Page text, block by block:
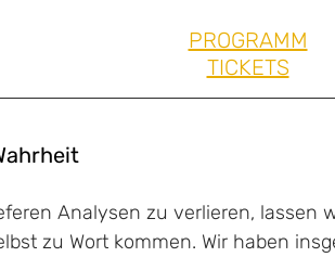
PROGRAMM
TICKETS
Analysen zu verlieren, lassen
zu Wort kommen. Wir haben